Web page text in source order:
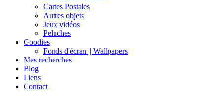
Cartes Postales
Autres objets
Jeux vidéos
Peluches
Goodies
Fonds d'écran || Wallpapers
Mes recherches
Blog
Liens
Contact